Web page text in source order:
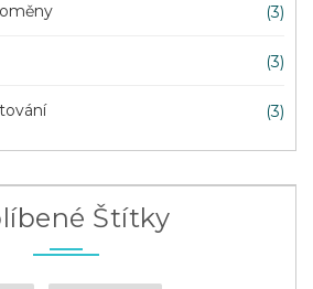
(3)
(3)
(3)
Štítky